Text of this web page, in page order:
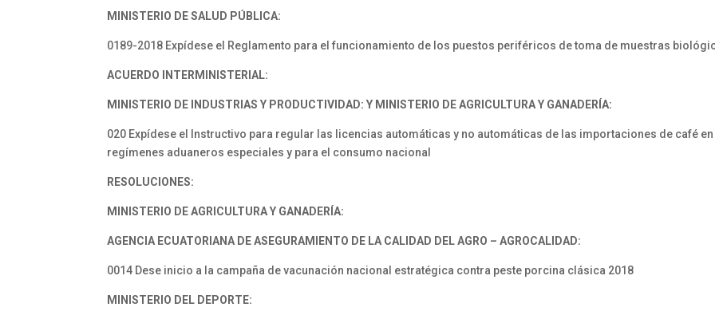
MINISTERIO DE SALUD PÚBLICA:
0189-2018 Expídese el Reglamento para el funcionamiento de los puestos periféricos de toma de muestras
ACUERDO INTERMINISTERIAL:
MINISTERIO DE INDUSTRIAS Y PRODUCTIVIDAD: Y MINISTERIO DE AGRICULTURA Y GANADERÍA:
020 Expídese el Instructivo para regular las licencias automáticas y no automáticas de las importaciones de café
regímenes aduaneros especiales y para el consumo nacional
RESOLUCIONES:
MINISTERIO DE AGRICULTURA Y GANADERÍA:
AGENCIA ECUATORIANA DE ASEGURAMIENTO DE LA CALIDAD DEL AGRO – AGROCALIDAD:
0014 Dese inicio a la campaña de vacunación nacional estratégica contra peste porcina clásica 2018
MINISTERIO DEL DEPORTE: